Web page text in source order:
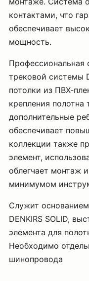
контактами, что
обеспечивает
мощность.
Профессиональная
трековой системы
потолки из ПВХ-
крепления полотна
дополнительные
обеспечивает
коллекции также
элемент,
облегчает монтаж
минимумом
Служит
DENKIRS SOLID,
элемента для
Необходимо
шинопровода